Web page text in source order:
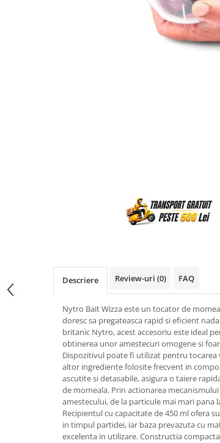
Descriere Review-uri (0) FAQ
Nytro Bait Wizza este un tocator de
doresc sa pregateasca rapid si eficient
britanic Nytro, acest accesoriu este ideal
obtinerea unor amestecuri omogene si
Dispozitivul poate fi utilizat pentru
altor ingrediente folosite frecvent in
ascutite si detasabile, asigura o taiere
de momeala. Prin actionarea
amestecului, de la particule mai mari pana
Recipientul cu capacitate de 450 ml ofera
in timpul partidei, iar baza prevazuta cu
excelenta in utilizare. Constructia